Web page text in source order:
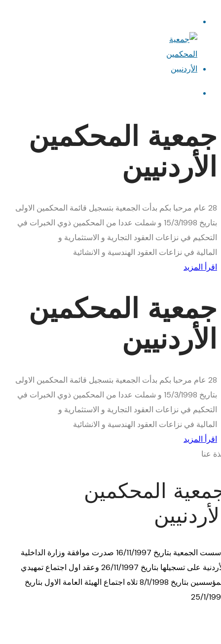
جمعية المحكمين
الأردنيين
28 عام مرحبا بكم بدأت الجمعية بتسجيل قائمة المحكمين الاولى
بتاريخ 15/3/1998 و شملت عددا من المحكمين ذوي الخبرات في
التحكيم في نزاعات العقود التجارية و الاستثمارية و
المالية في نزاعات العقود الهندسية و الانشائية
اقرأ المزيد
جمعية المحكمين
الأردنيين
28 عام مرحبا بكم بدأت الجمعية بتسجيل قائمة المحكمين الاولى
بتاريخ 15/3/1998 و شملت عددا من المحكمين ذوي الخبرات في
التحكيم في نزاعات العقود التجارية و الاستثمارية و
المالية في نزاعات العقود الهندسية و الانشائية
اقرأ المزيد
عنا
المحكمين
تأسست الجمعية بتاريخ 16/11/1997 صدرت موافقة وزارة الداخلية
الأردنية على تسجيلها بتاريخ 26/11/1997 وعقد اول اجتماع تمهيدي
للمؤسسين بتاريخ 8/1/1998 تلاه اجتماع الهيئة العامة الاول بتاريخ
25/1/